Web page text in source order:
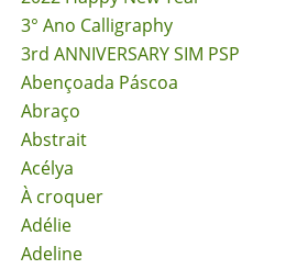
3° Ano Calligraphy
3rd ANNIVERSARY SIM PSP
Abençoada Páscoa
Abraço
Abstrait
Acélya
À croquer
Adélie
Adeline